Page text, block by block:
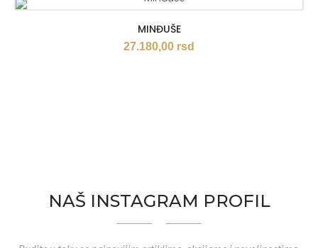
MINĐUŠE
27.180,00 rsd
NAŠ INSTAGRAM PROFIL